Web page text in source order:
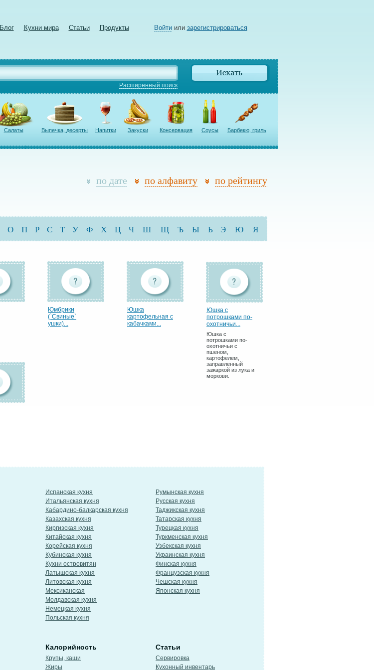
Блог Кухни мира Статьи Продукты Войтиили зарегистрироваться
Расширенный поиск
Салаты Выпечка, десерты Напитки Закуски Консервация Соусы Барбекю, гриль
по дате по алфавиту по рейтингу
О П Р С Т У Ф Х Ц Ч Ш Щ Ъ Ы Ь Э Ю Я
Юмбpики
(`Свиные`
ушки)...
Юшка
картофельная с
кабачками...
Юшка с
потрошками по-
охотничьи...
Юшка с
потрошками по-
охотничьи с
пшеном,
картофелем,
заправленный
зажаркой из лука и
моркови.
Испанская кухня
Итальянская кухня
Кабардино-балкарская кухня
Казахская кухня
Киргизская кухня
Китайская кухня
Корейская кухня
Кубинская кухня
Кухни островитян
Латышская кухня
Литовская кухня
Мексиканская
Молдавская кухня
Немецкая кухня
Польская кухня
Румынская кухня
Русская кухня
Таджикская кухня
Татарская кухня
Турецкая кухня
Туркменская кухня
Узбекская кухня
Украинская кухня
Финская кухня
Французская кухня
Чешская кухня
Японская кухня
Калорийность
Крупы, каши
Жиры
Статьи
Сервировка
Кухонный инвентарь